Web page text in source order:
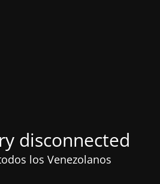
disconnected
los Venezolanos